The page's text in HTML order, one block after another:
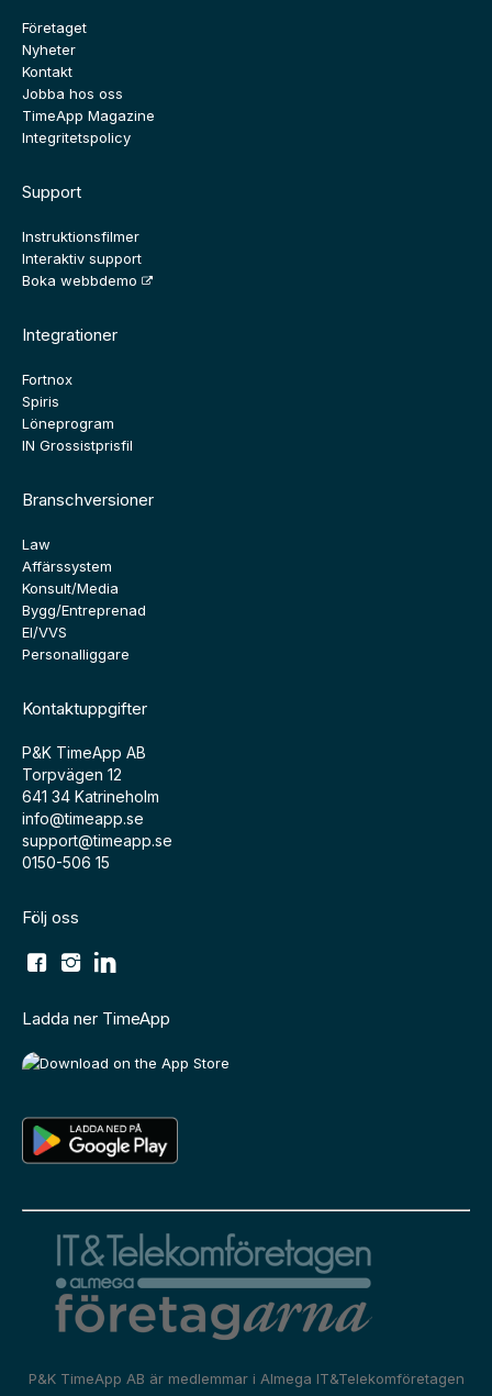
Företaget
Nyheter
Kontakt
Jobba hos oss
TimeApp Magazine
Integritetspolicy
Support
Instruktionsfilmer
Interaktiv support
Boka webbdemo
Integrationer
Fortnox
Spiris
Löneprogram
IN Grossistprisfil
Branschversioner
Law
Affärssystem
Konsult/Media
Bygg/Entreprenad
El/VVS
Personalliggare
Kontaktuppgifter
P&K TimeApp AB
Torpvägen 12
641 34 Katrineholm
info@timeapp.se
support@timeapp.se
0150-506 15
Följ oss
Ladda ner TimeApp
P&K TimeApp AB är medlemmar i Almega IT&Telekomföretagen